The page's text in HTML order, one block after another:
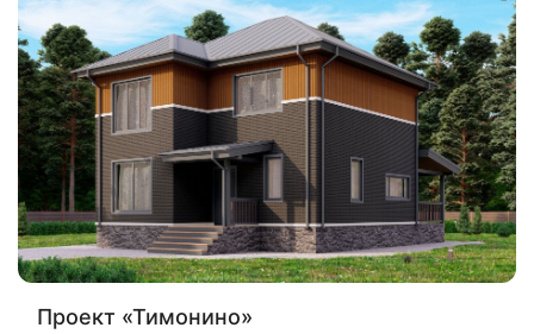
Проект «Тимонино»